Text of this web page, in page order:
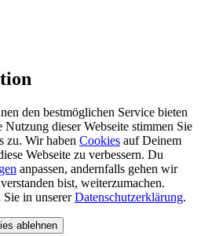
den bestmöglichen Service bieten
dieser Webseite stimmen Sie
zu. Wir haben Cookies auf Deinem
Webseite zu verbessern. Du
anpassen, andernfalls gehen wir
bist, weiterzumachen.
in unsererDatenschutzerklärung.
ablehnen